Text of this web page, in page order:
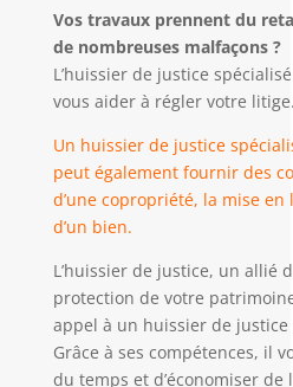
Vos travaux prennent du
de nombreuses malfaçons ?
L’huissier de justice
vous aider à régler votre litige.
Un huissier de justice
peut également fournir des
d’une copropriété, la mise
d’un bien.
L’huissier de justice, un allié
protection de votre
appel à un huissier de justice
Grâce à ses compétences, il
du temps et d’économiser de